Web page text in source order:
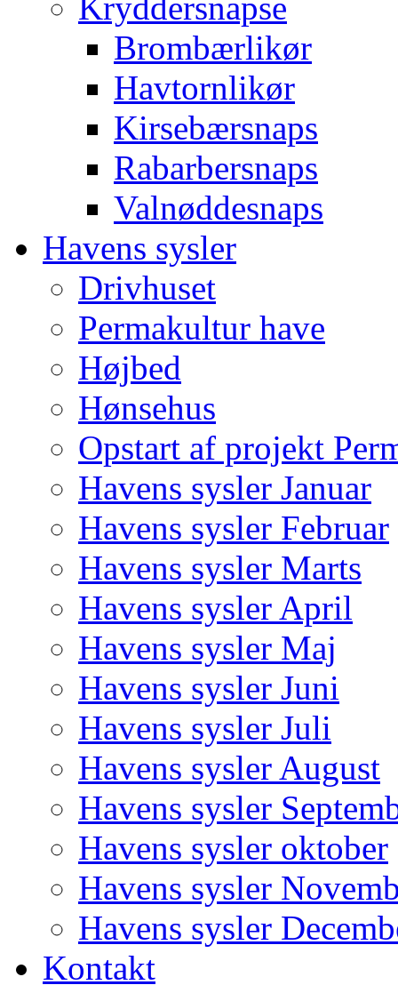
Brombærlikør
Havtornlikør
Kirsebærsnaps
Rabarbersnaps
Valnøddesnaps
Havens sysler
Drivhuset
Permakultur have
Højbed
Hønsehus
Opstart af projekt
Havens sysler Januar
Havens sysler Februar
Havens sysler Marts
Havens sysler April
Havens sysler Maj
Havens sysler Juni
Havens sysler Juli
Havens sysler August
Havens sysler
Havens sysler oktober
Havens sysler
Havens sysler
Kontakt